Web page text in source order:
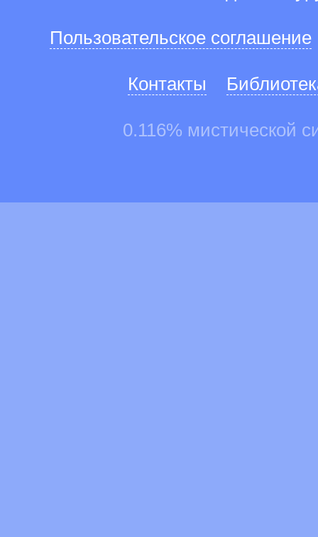
Пользовательское соглашение
Контакты
0.116% мистической